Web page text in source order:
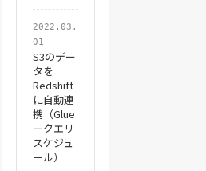
2022.03.
01
S3のデー
タを
Redshift
に自動連
携（Glue
＋クエリ
スケジュ
ール）